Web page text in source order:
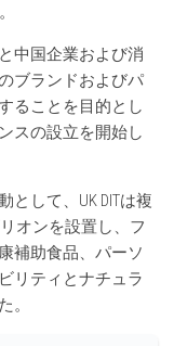
中国企業および消
ブランドおよびパ
ることを目的とし
スの設立を開始し
して、UK DITは複
オンを設置し、フ
補助食品、パーソ
リティとナチュラ
。